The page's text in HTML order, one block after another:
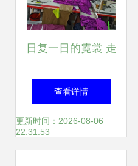
日复一日的霓裳 走
进网红服装厂的24
小时
查看详情
更新时间：2026-08-06
22:31:53